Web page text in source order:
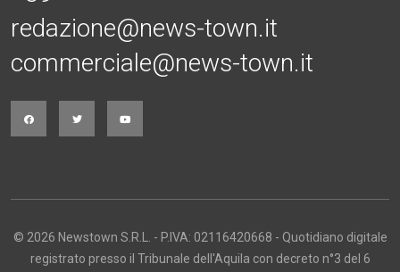
redazione@news-town.it
commerciale@news-town.it
© 2026 Newstown S.R.L. - P.IVA: 02116420668 - Quotidiano digitale
registrato presso il Tribunale dell'Aquila con decreto n°3 del 6